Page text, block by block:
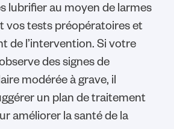
lubrifier au moyen de larmes
vos tests préopératoires et
de l’intervention. Si votre
des signes de
modérée à grave, il
un plan de traitement
améliorer la santé de la